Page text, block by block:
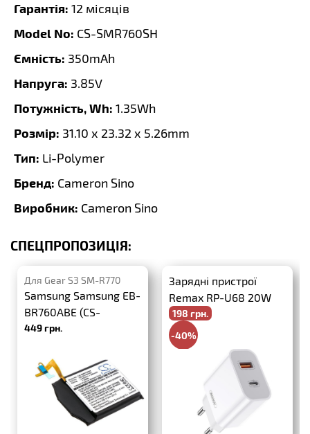
Гарантія: 12 місяців
Model No: CS-SMR760SH
Ємність: 350mAh
Напруга: 3.85V
Потужність, Wh: 1.35Wh
Розмір: 31.10 x 23.32 x 5.26mm
Тип: Li-Polymer
Бренд: Cameron Sino
Виробник: Cameron Sino
СПЕЦПРОПОЗИЦІЯ:
Для Gear S3 SM-R770
Samsung Samsung EB-
BR760ABE (CS-
SMR760SH)
449 грн.
Зарядні пристрої
Remax RP-U68 20W
PD+QC3.0
198 грн.
-40%